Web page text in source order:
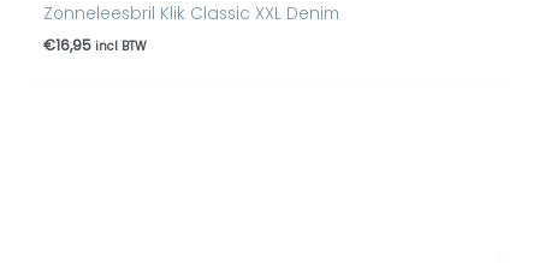
Zonneleesbril Klik Classic XXL Denim
€16,95 incl BTW